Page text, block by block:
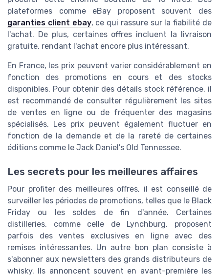
plateformes comme eBay proposent souvent des
garanties client ebay, ce qui rassure sur la fiabilité de
l'achat. De plus, certaines offres incluent la livraison
gratuite, rendant l'achat encore plus intéressant.
En France, les prix peuvent varier considérablement en
fonction des promotions en cours et des stocks
disponibles. Pour obtenir des détails stock référence, il
est recommandé de consulter régulièrement les sites
de ventes en ligne ou de fréquenter des magasins
spécialisés. Les prix peuvent également fluctuer en
fonction de la demande et de la rareté de certaines
éditions comme le Jack Daniel's Old Tennessee.
Les secrets pour les meilleures affaires
Pour profiter des meilleures offres, il est conseillé de
surveiller les périodes de promotions, telles que le Black
Friday ou les soldes de fin d'année. Certaines
distilleries, comme celle de Lynchburg, proposent
parfois des ventes exclusives en ligne avec des
remises intéressantes. Un autre bon plan consiste à
s'abonner aux newsletters des grands distributeurs de
whisky. Ils annoncent souvent en avant-première les